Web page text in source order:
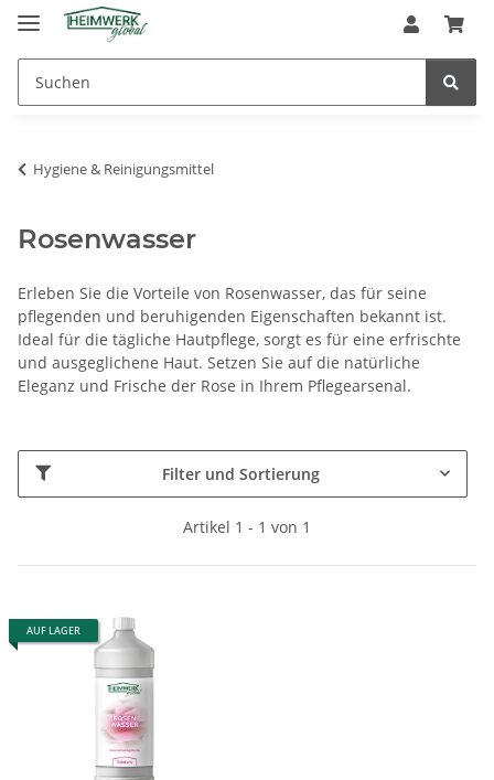
Hygiene & Reinigungsmittel
Rosenwasser
Erleben Sie die Vorteile von Rosenwasser, das für seine
pflegenden und beruhigenden Eigenschaften bekannt ist.
Ideal für die tägliche Hautpflege, sorgt es für eine erfrischte
und ausgeglichene Haut. Setzen Sie auf die natürliche
Eleganz und Frische der Rose in Ihrem Pflegearsenal.
Filter und Sortierung
Artikel 1 - 1 von 1
AUF LAGER